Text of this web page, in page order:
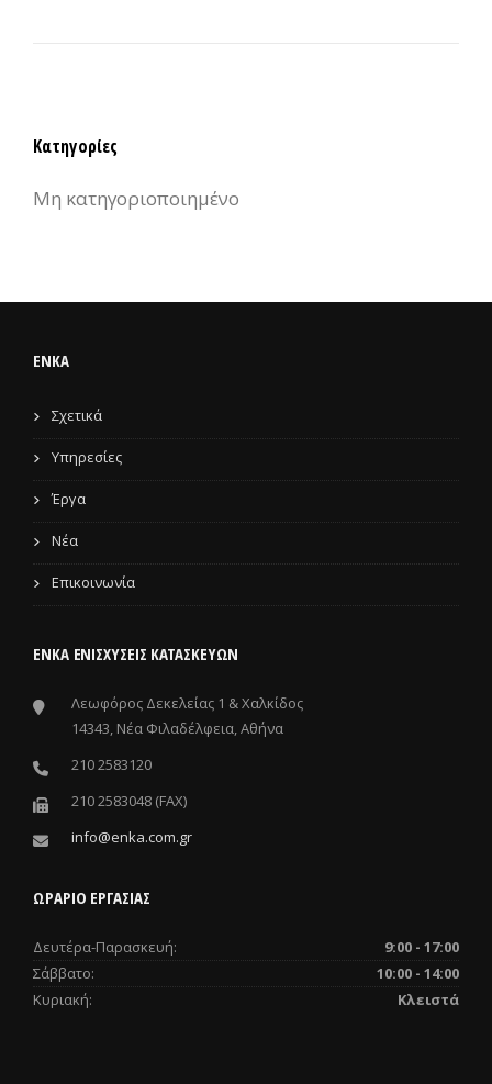
Κατηγορίες
Μη κατηγοριοποιημένο
ENKA
Σχετικά
Υπηρεσίες
Έργα
Νέα
Επικοινωνία
ΕΝΚΑ ΕΝΙΣΧΎΣΕΙΣ ΚΑΤΑΣΚΕΥΏΝ
Λεωφόρος Δεκελείας 1 & Χαλκίδος
14343, Νέα Φιλαδέλφεια, Αθήνα
210 2583120
210 2583048 (FAX)
info@enka.com.gr
ΩΡΑΡΙΟ ΕΡΓΑΣΙΑΣ
Δευτέρα-Παρασκευή:
9:00 - 17:00
Σάββατο:
10:00 - 14:00
Κυριακή:
Κλειστά